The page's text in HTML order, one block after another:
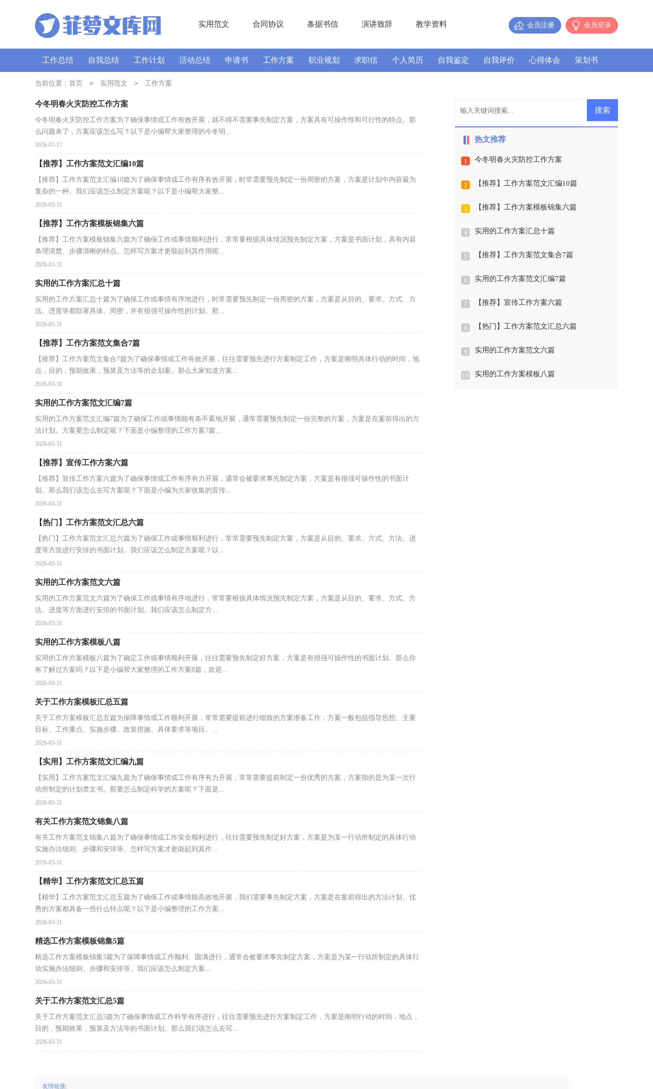
实用范文 合同协议 条据书信 演讲致辞 教学资料 会员登录
会员注册
工作总结 自我总结 工作计划 活动总结 申请书 工作方案 职业规划 求职信 个人简历 自我鉴定 自我评价 心得体会 策划书
讲话稿 广播稿 通讯稿 口号
当前位置： 首页 > 实用范文 > 工作方案
今冬明春火灾防控工作方案
今冬明春火灾防控工作方案为了确保事情或工作有效开展，就不得不需要事先制定方案，方案具有可操作性和可行性的特点。那
么问题来了，方案应该怎么写？以下是小编帮大家整理的今冬明...
2026-07-17
【推荐】工作方案范文汇编10篇
【推荐】工作方案范文汇编10篇为了确保事情或工作有序有效开展，时常需要预先制定一份周密的方案，方案是计划中内容最为
复杂的一种。我们应该怎么制定方案呢？以下是小编帮大家整...
2026-03-31
【推荐】工作方案模板锦集六篇
【推荐】工作方案模板锦集六篇为了确保工作或事情顺利进行，常常要根据具体情况预先制定方案，方案是书面计划，具有内容
条理清楚、步骤清晰的特点。怎样写方案才更能起到其作用呢...
2026-03-31
实用的工作方案汇总十篇
实用的工作方案汇总十篇为了确保工作或事情有序地进行，时常需要预先制定一份周密的方案，方案是从目的、要求、方式、方
法、进度等都部署具体、周密，并有很强可操作性的计划。那...
2026-03-31
【推荐】工作方案范文集合7篇
【推荐】工作方案范文集合7篇为了确保事情或工作有效开展，往往需要预先进行方案制定工作，方案是阐明具体行动的时间，地
点，目的，预期效果，预算及方法等的企划案。那么大家知道方案...
2026-03-31
实用的工作方案范文汇编7篇
实用的工作方案范文汇编7篇为了确保工作或事情能有条不紊地开展，通常需要预先制定一份完整的方案，方案是在案前得出的方
法计划。方案要怎么制定呢？下面是小编整理的工作方案7篇...
2026-03-31
【推荐】宣传工作方案六篇
【推荐】宣传工作方案六篇为了确保事情或工作有序有力开展，通常会被要求事先制定方案，方案是有很强可操作性的书面计
划。那么我们该怎么去写方案呢？下面是小编为大家收集的宣传...
2026-03-31
【热门】工作方案范文汇总六篇
【热门】工作方案范文汇总六篇为了确保工作或事情顺利进行，常常需要预先制定方案，方案是从目的、要求、方式、方法、进
度等方面进行安排的书面计划。我们应该怎么制定方案呢？以...
2026-03-31
实用的工作方案范文六篇
实用的工作方案范文六篇为了确保工作或事情有序地进行，常常要根据具体情况预先制定方案，方案是从目的、要求、方式、方
法、进度等方面进行安排的书面计划。我们应该怎么制定方...
2026-03-31
实用的工作方案模板八篇
实用的工作方案模板八篇为了确定工作或事情顺利开展，往往需要预先制定好方案，方案是有很强可操作性的书面计划。那么你
有了解过方案吗？以下是小编帮大家整理的工作方案8篇，欢迎...
2026-03-31
关于工作方案模板汇总五篇
关于工作方案模板汇总五篇为保障事情或工作顺利开展，常常需要提前进行细致的方案准备工作，方案一般包括指导思想、主要
目标、工作重点、实施步骤、政策措施、具体要求等项目。...
2026-03-31
【实用】工作方案范文汇编九篇
【实用】工作方案范文汇编九篇为了确保事情或工作有序有力开展，常常需要提前制定一份优秀的方案，方案指的是为某一次行
动所制定的计划类文书。那要怎么制定科学的方案呢？下面是...
2026-03-31
有关工作方案范文锦集八篇
有关工作方案范文锦集八篇为了确保事情或工作安全顺利进行，往往需要预先制定好方案，方案是为某一行动所制定的具体行动
实施办法细则、步骤和安排等。怎样写方案才更能起到其作...
2026-03-31
【精华】工作方案范文汇总五篇
【精华】工作方案范文汇总五篇为了确保工作或事情能高效地开展，我们需要事先制定方案，方案是在案前得出的方法计划。优
秀的方案都具备一些什么特点呢？以下是小编整理的工作方案...
2026-03-31
精选工作方案模板锦集5篇
精选工作方案模板锦集5篇为了保障事情或工作顺利、圆满进行，通常会被要求事先制定方案，方案是为某一行动所制定的具体行
动实施办法细则、步骤和安排等。我们应该怎么制定方案...
2026-03-31
关于工作方案范文汇总5篇
关于工作方案范文汇总5篇为了确保事情或工作科学有序进行，往往需要预先进行方案制定工作，方案是阐明行动的时间，地点，
目的，预期效果，预算及方法等的书面计划。那么我们该怎么去写...
2026-03-31
热文推荐
1 今冬明春火灾防控工作方案
2 【推荐】工作方案范文汇编10篇
3 【推荐】工作方案模板锦集六篇
4 实用的工作方案汇总十篇
5 【推荐】工作方案范文集合7篇
6 实用的工作方案范文汇编7篇
7 【推荐】宣传工作方案六篇
8 【热门】工作方案范文汇总六篇
9 实用的工作方案范文六篇
10 实用的工作方案模板八篇
友情链接: